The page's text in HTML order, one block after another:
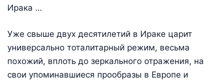
Ирака …
Уже свыше двух десятилетий в Ираке царит
универсально тоталитарный режим, весьма
похожий, вплоть до зеркального отражения, на
свои упоминавшиеся прообразы в Европе и